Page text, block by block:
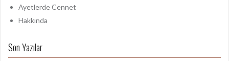
Ayetlerde Cennet
Hakkında
Son Yazılar